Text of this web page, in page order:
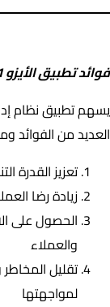
فوائد تطبيق الأيزو 9001 في مؤسستك
العديد من الفوائد
تعزيز القدرة
زيادة رضا
الحصول على
والعملاء
تقليل
لمواجهتها